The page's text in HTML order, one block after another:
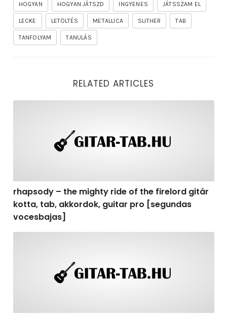
HOGYAN HOGYAN JÁTSZD INGYENES JÁTSSZAM EL
LECKE LETÖLTÉS METALLICA SLITHER TAB
TANFOLYAM TANULÁS
RELATED ARTICLES
rhapsody – the mighty ride of the firelord gitár
kotta, tab, akkordok, guitar pro [segundas
vocesbajas]